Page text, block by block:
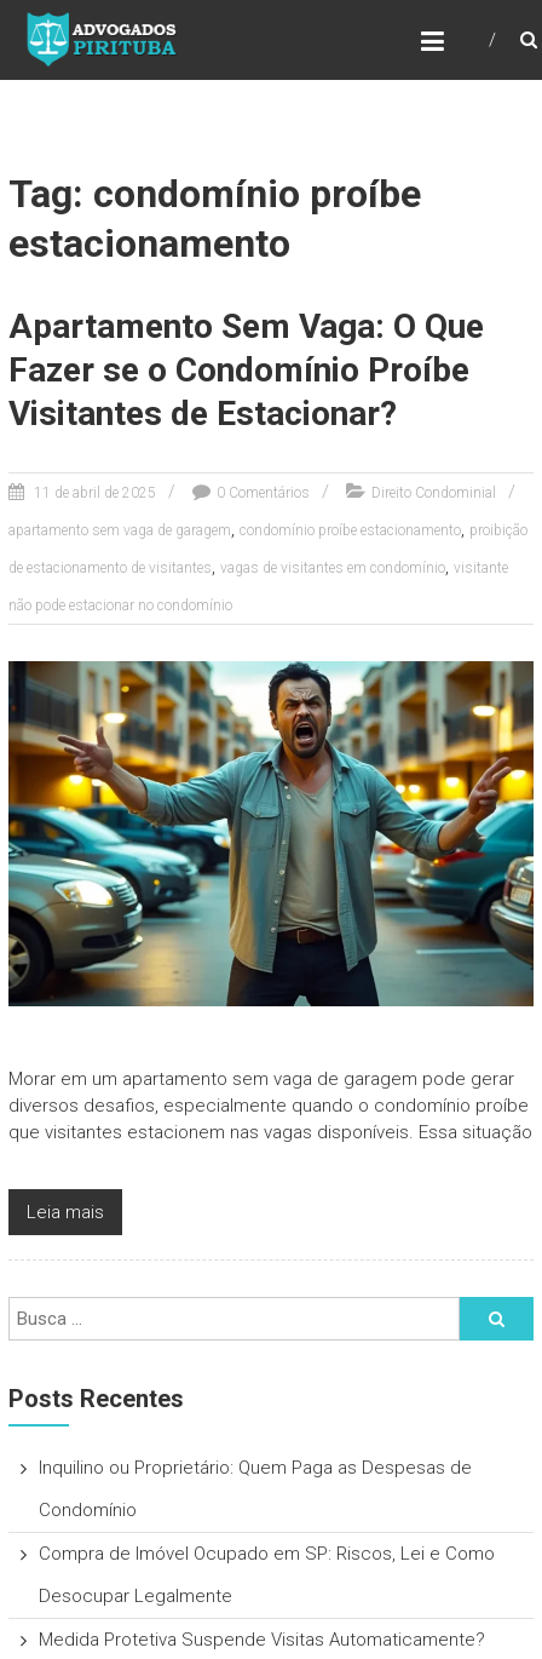
ADVOGADOS PIRITUBA
Precisando de advogado? Entre em contato!
Fazemos toda a assessoria que você
Tag: condomínio proíbe
estacionamento
Apartamento Sem Vaga: O Que
Fazer se o Condomínio Proíbe
Visitantes de Estacionar?
11 de abril de 2025 0 Comentários Direito Condominial
apartamento sem vaga de garagem, condomínio proíbe estacionamento, proibição
de estacionamento de visitantes, vagas de visitantes em condomínio, visitante
não pode estacionar no condomínio
Morar em um apartamento sem vaga de garagem pode gerar
diversos desafios, especialmente quando o condomínio proíbe
que visitantes estacionem nas vagas disponíveis. Essa situação
Leia mais
Posts Recentes
Inquilino ou Proprietário: Quem Paga as Despesas de
Condomínio
Compra de Imóvel Ocupado em SP: Riscos, Lei e Como
Desocupar Legalmente
Medida Protetiva Suspende Visitas Automaticamente?